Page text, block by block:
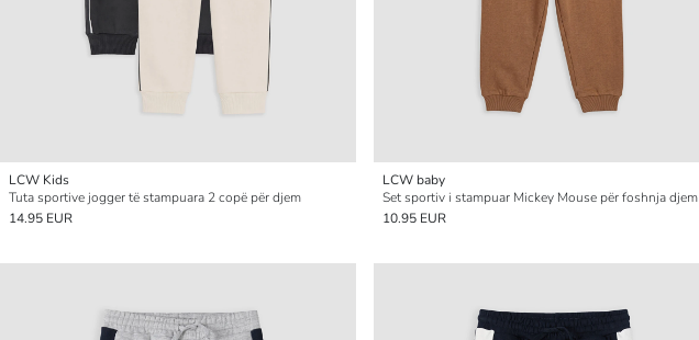
LCW Kids
Tuta sportive jogger të stampuara 2 copë për djem
14.95 EUR
LCW baby
Set sportiv i stampuar Mickey Mouse për foshnja djem
10.95 EUR